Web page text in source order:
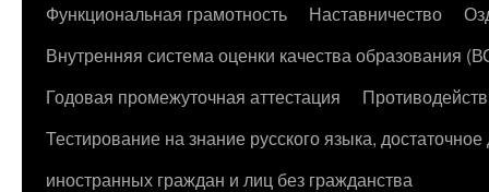
Функциональная грамотность
Наставничество
Внутренняя система оценки качества образования
Годовая промежуточная аттестация
Тестирование на знание русского языка,
иностранных граждан и лиц без гражданства